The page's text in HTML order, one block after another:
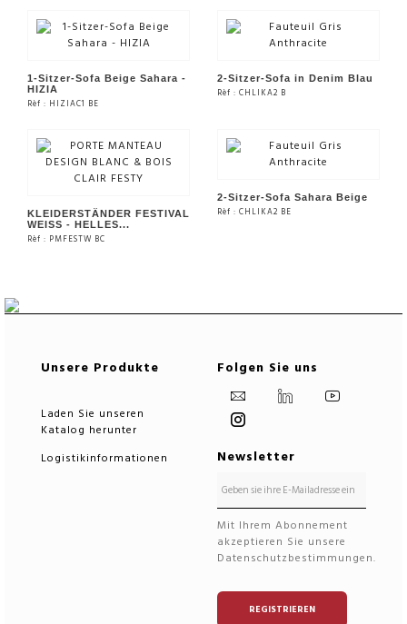
SIEHE DAS PRODUKT
1-Sitzer-Sofa Beige Sahara -
HIZIA
Rèf : HIZIAC1 BE
SIEHE DAS PRODUKT
2-Sitzer-Sofa in Denim Blau
Rèf : CHLIKA2 B
KLEIDERSTÄNDER FESTIVAL
WEISS - HELLES...
Rèf : PMFESTW BC
2-Sitzer-Sofa Sahara Beige
Rèf : CHLIKA2 BE
Unsere Produkte
Laden Sie unseren
Katalog herunter
Logistikinformationen
Folgen Sie uns
Newsletter
Mit Ihrem Abonnement
akzeptieren Sie unsere
Datenschutzbestimmungen.
REGISTRIEREN